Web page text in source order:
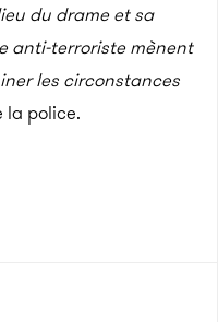
du drame et sa
anti-terroriste mènent
les circonstances
la police.